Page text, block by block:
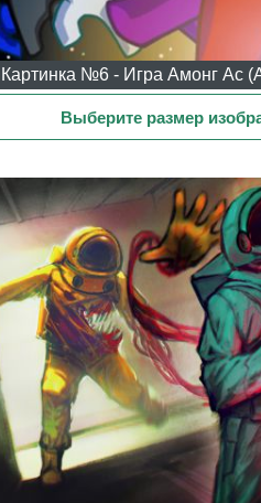
Картинка №6 - Игра Амонг Ас